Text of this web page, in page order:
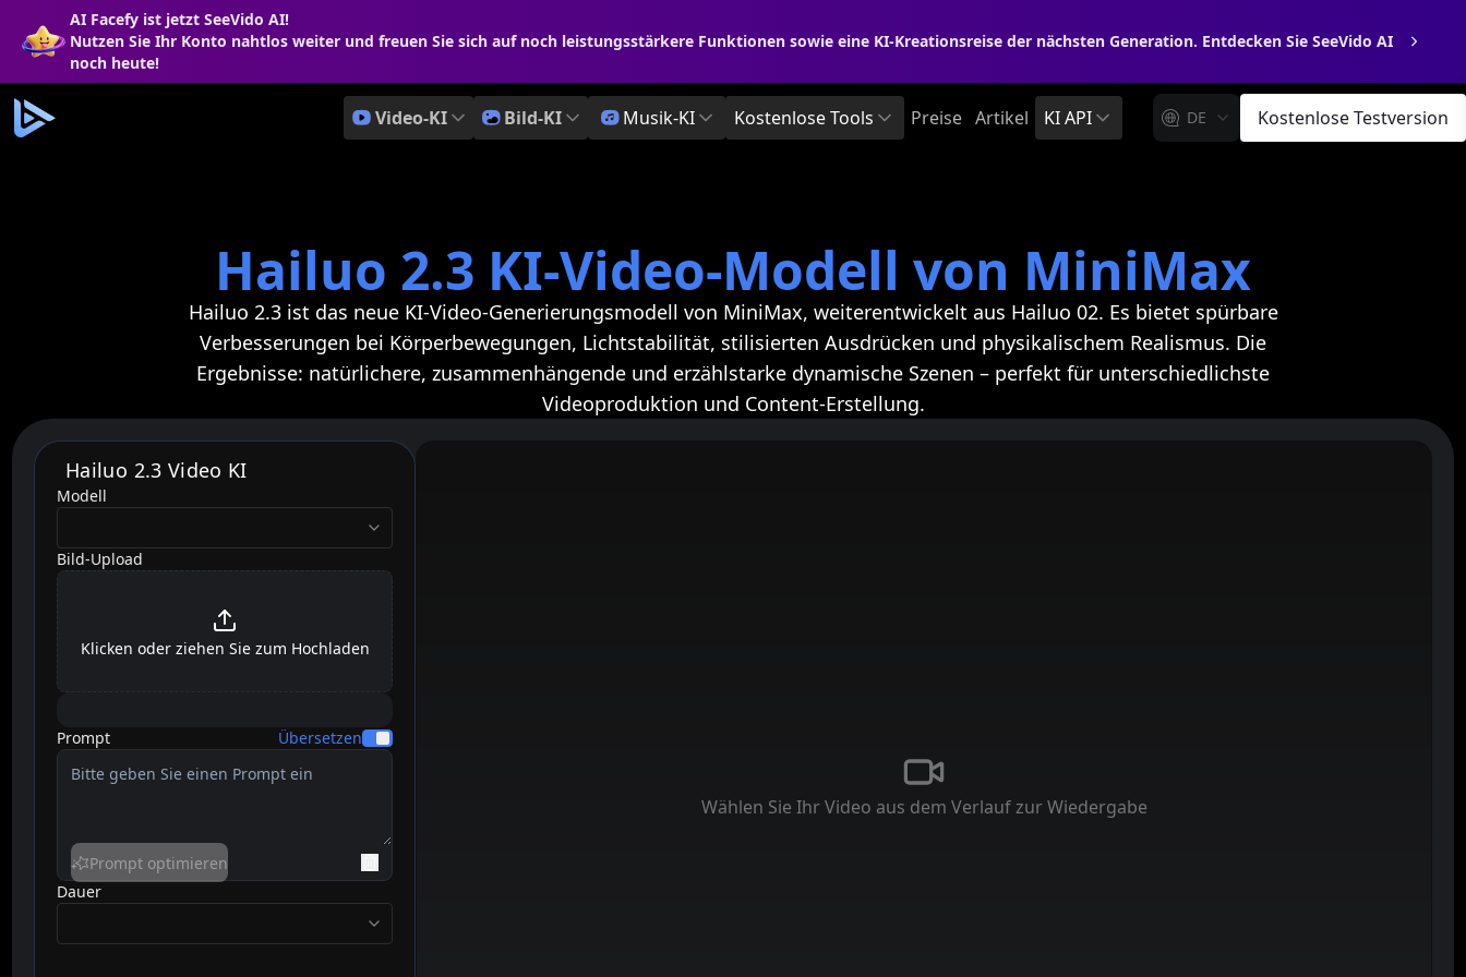
AI Facefy ist jetzt SeeVido AI!
Nutzen Sie Ihr Konto nahtlos weiter und freuen Sie sich auf noch leistungsstärkere Funktionen sowie eine KI-Kreationsreise der nächsten Generation. Entdecken Sie SeeVido AI
noch heute!
Video-KI Bild-KI Musik-KI Kostenlose Tools Preise Artikel KI API DE Kostenlose Testversion
Hailuo 2.3 KI-Video-Modell von MiniMax
Hailuo 2.3 ist das neue KI-Video-Generierungsmodell von MiniMax, weiterentwickelt aus Hailuo 02. Es bietet spürbare
Verbesserungen bei Körperbewegungen, Lichtstabilität, stilisierten Ausdrücken und physikalischem Realismus. Die
Ergebnisse: natürlichere, zusammenhängende und erzählstarke dynamische Szenen – perfekt für unterschiedlichste
Videoproduktion und Content-Erstellung.
Hailuo 2.3 Video KI
Modell
videoModelOption
Bild-Upload
Klicken oder ziehen Sie zum Hochladen
Prompt Übersetzen
Prompt optimieren
Dauer
duration
Wählen Sie Ihr Video aus dem Verlauf zur Wiedergabe